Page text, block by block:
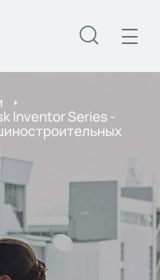
Inventor Series -